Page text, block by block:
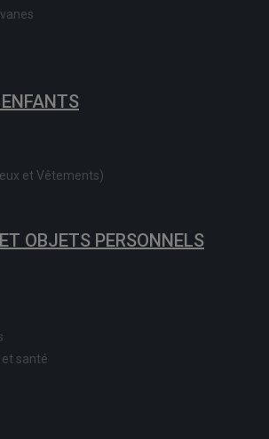
et Vêtements)
OBJETS PERSONNELS
santé